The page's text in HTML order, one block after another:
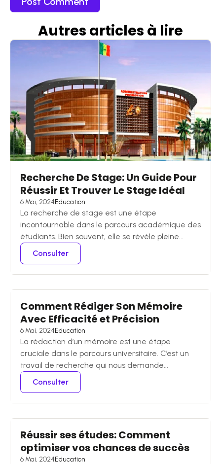
Autres articles à lire
Recherche De Stage: Un Guide Pour
Réussir Et Trouver Le Stage Idéal
6 Mai, 2024Education
La recherche de stage est une étape
incontournable dans le parcours académique des
étudiants. Bien souvent, elle se révèle pleine...
Consulter
Comment Rédiger Son Mémoire
Avec Efficacité et Précision
6 Mai, 2024Education
La rédaction d’un mémoire est une étape
cruciale dans le parcours universitaire. C’est un
travail de recherche qui nous demande...
Consulter
Réussir ses études: Comment
optimiser vos chances de succès
6 Mai, 2024Education